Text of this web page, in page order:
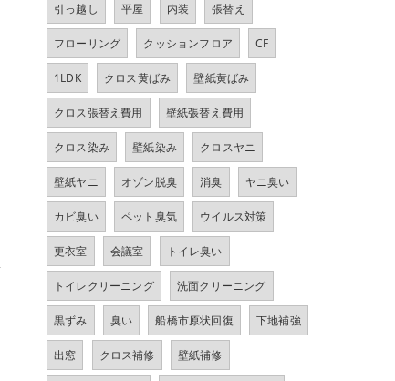
引っ越し 平屋 内装 張替え
フローリング クッションフロア CF
1LDK クロス黄ばみ 壁紙黄ばみ
クロス張替え費用 壁紙張替え費用
クロス染み 壁紙染み クロスヤニ
壁紙ヤニ オゾン脱臭 消臭 ヤニ臭い
カビ臭い ペット臭気 ウイルス対策
更衣室 会議室 トイレ臭い
トイレクリーニング 洗面クリーニング
黒ずみ 臭い 船橋市原状回復 下地補強
出窓 クロス補修 壁紙補修